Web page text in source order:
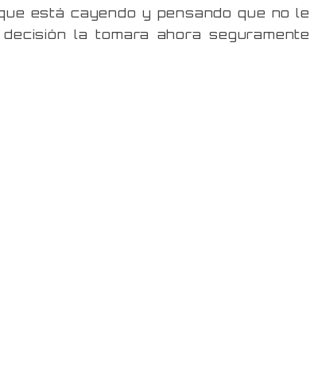
está cayendo y pensando que no le
la tomara ahora seguramente